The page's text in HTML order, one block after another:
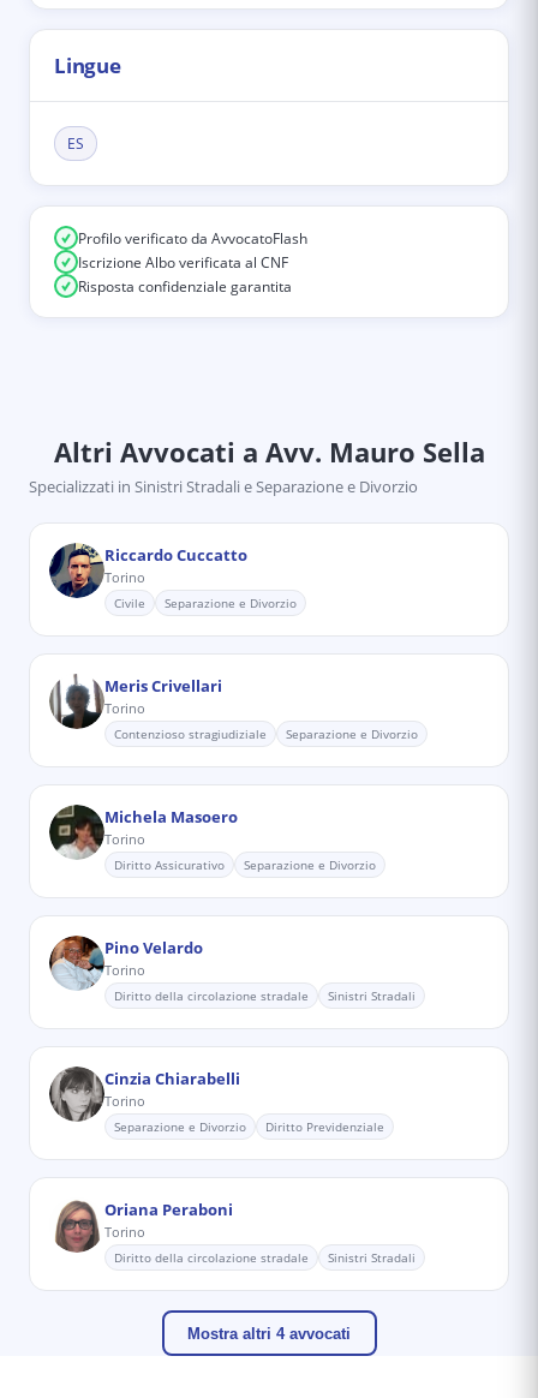
Lingue
ES
Profilo verificato da AvvocatoFlash
Iscrizione Albo verificata al CNF
Risposta confidenziale garantita
Altri Avvocati a Avv. Mauro Sella
Specializzati in Sinistri Stradali e Separazione e Divorzio
Riccardo Cuccatto
Torino
Civile Separazione e Divorzio
Meris Crivellari
Torino
Contenzioso stragiudiziale Separazione e Divorzio
Michela Masoero
Torino
Diritto Assicurativo Separazione e Divorzio
Pino Velardo
Torino
Diritto della circolazione stradale Sinistri Stradali
Cinzia Chiarabelli
Torino
Separazione e Divorzio Diritto Previdenziale
Oriana Peraboni
Torino
Diritto della circolazione stradale Sinistri Stradali
Mostra altri 4 avvocati